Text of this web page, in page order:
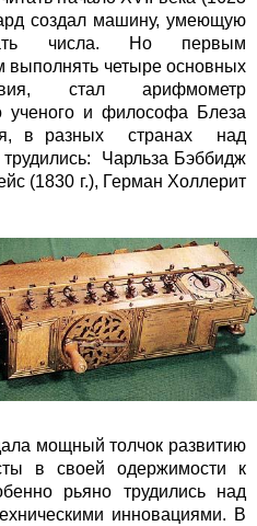
создал машину, умеющую
числа. Но первым
четыре основных
стал арифмометр
ученого и философа Блеза
в разных странах над
Чарльза Бэббидж
(1830 г.), Герман Холлерит
мощный толчок развитию
в своей одержимости к
рьяно трудились над
инновациями. В